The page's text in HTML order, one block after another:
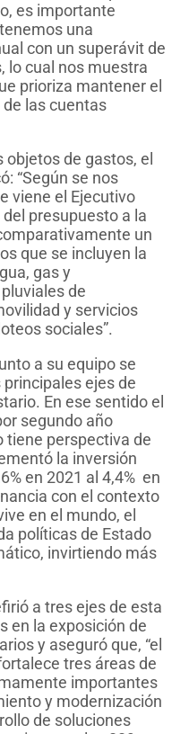
es importante
una
con un superávit de
lo cual nos muestra
prioriza mantener el
las cuentas
objetos de gastos, el
“Según se nos
viene el Ejecutivo
presupuesto a la
un
que se incluyen la
gas y
de
y servicios
sociales”.
a su equipo se
ejes de
En ese sentido el
segundo año
tiene perspectiva de
la inversión
en 2021 al 4,4% en
con el contexto
en el mundo, el
políticas de Estado
invirtiendo más
a tres ejes de esta
en la exposición de
y aseguró que, “el
tres áreas de
importantes
y modernización
de soluciones